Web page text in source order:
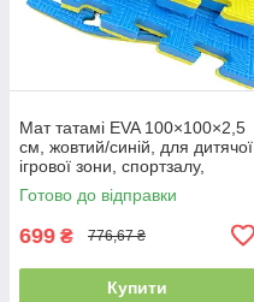
Мат татамі EVA 100×100×2,5
см, жовтий/синій, для дитячої
ігрової зони, спортзалу,
садочка, школи
Готово до відправки
699 ₴ 776,67 ₴
Купити